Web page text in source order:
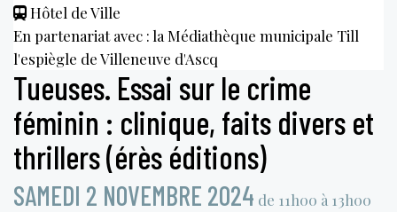
Hôtel de Ville
En partenariat avec : la Médiathèque municipale Till
l'espiègle de Villeneuve d'Ascq
Tueuses. Essai sur le crime
féminin : clinique, faits divers et
thrillers (érès éditions)
SAMEDI 2 NOVEMBRE 2024 de 11h00 à 13h00